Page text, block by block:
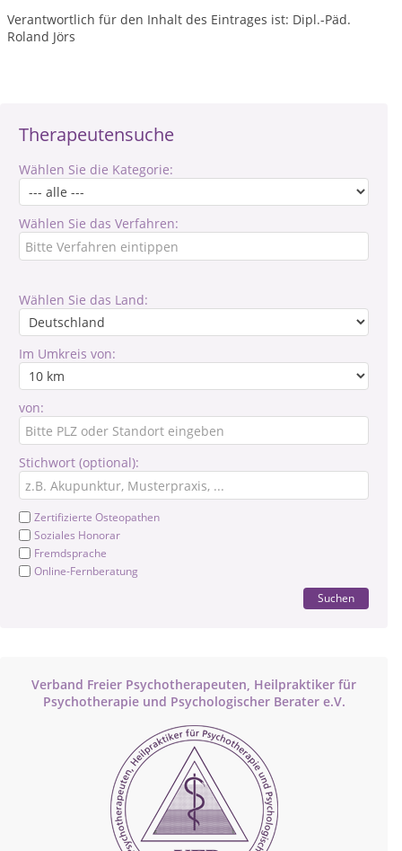
Therapeutensuche
Wählen Sie die Kategorie:
Wählen Sie das Verfahren:
Wählen Sie das Land:
Im Umkreis von:
von:
Stichwort (optional):
Zertifizierte Osteopathen
Soziales Honorar
Fremdsprache
Online-Fernberatung
Suchen
Verband Freier Psychotherapeuten, Heilpraktiker für
Psychotherapie und Psychologischer Berater e.V.
Verantwortlich für den Inhalt des Eintrages ist: Dipl.-Päd.
Roland Jörs